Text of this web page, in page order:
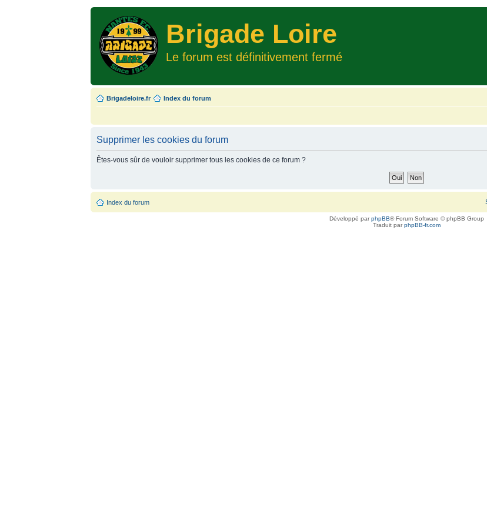
Brigade Loire
Le forum est définitivement fermé
Brigadeloire.fr Index du forum
Supprimer les cookies du forum
Êtes-vous sûr de vouloir supprimer tous les cookies de ce forum ?
Index du forum
Développé parphpBB® Forum Software © phpBB Group
Traduit parphpBB-fr.com